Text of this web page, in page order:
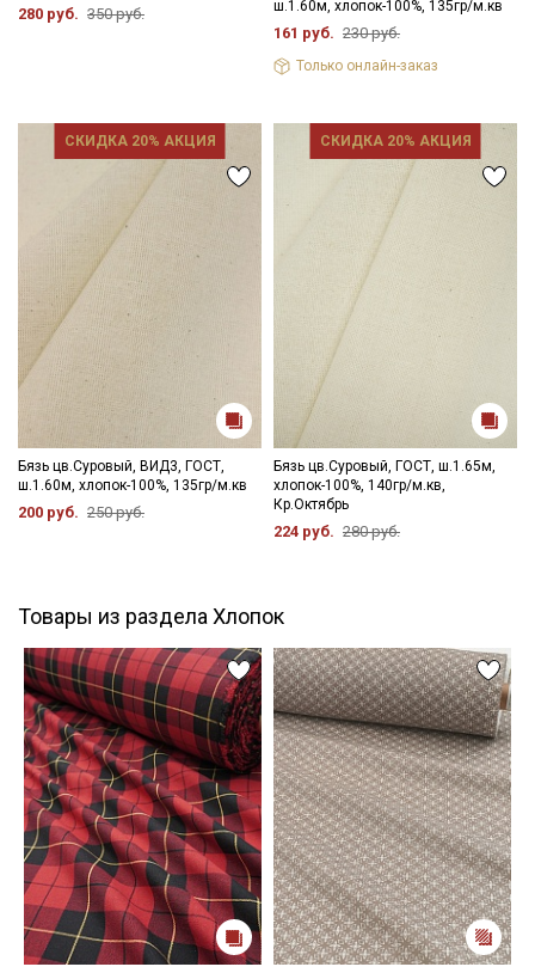
280 руб. 350 руб.
ш.1.60м, хлопок-100%, 135гр/м.кв
161 руб. 230 руб.
Только онлайн-заказ
СКИДКА 20% АКЦИЯ
Бязь цв.Суровый, ВИД3, ГОСТ,
ш.1.60м, хлопок-100%, 135гр/м.кв
200 руб. 250 руб.
СКИДКА 20% АКЦИЯ
Бязь цв.Суровый, ГОСТ, ш.1.65м,
хлопок-100%, 140гр/м.кв,
Кр.Октябрь
224 руб. 280 руб.
Товары из раздела Хлопок